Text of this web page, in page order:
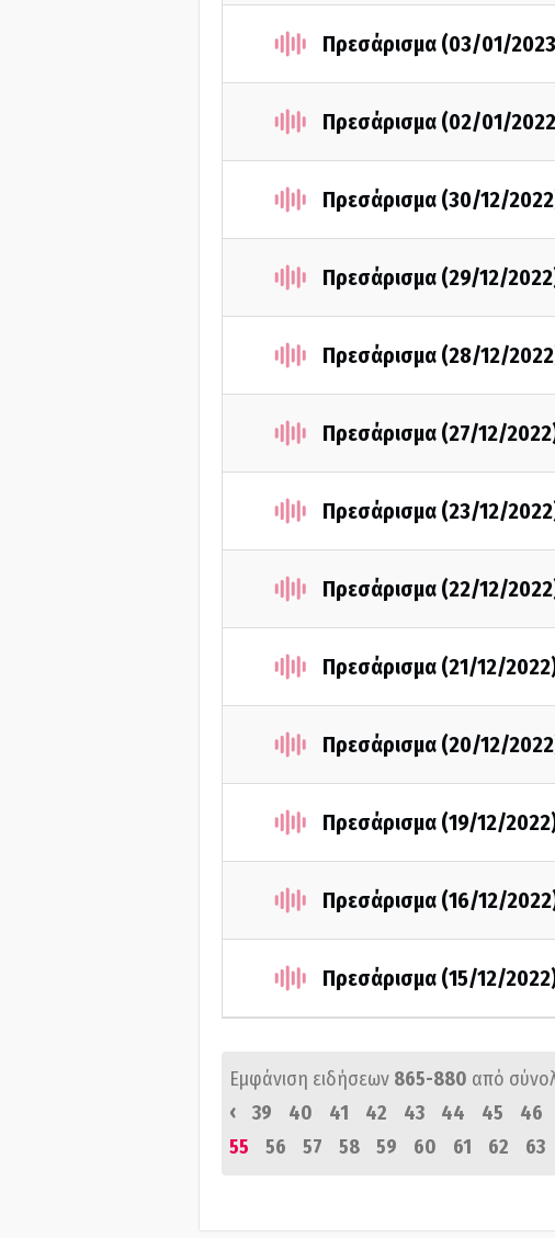
Πρεσάρισμα (03/01/
Πρεσάρισμα (02/01/
Πρεσάρισμα (30/12/
Πρεσάρισμα (29/12/
Πρεσάρισμα (28/12/
Πρεσάρισμα (27/12/
Πρεσάρισμα (23/12/
Πρεσάρισμα (22/12/
Πρεσάρισμα (21/12/
Πρεσάρισμα (20/12/
Πρεσάρισμα (19/12/
Πρεσάρισμα (16/12/
Πρεσάρισμα (15/12/
Εμφάνιση ειδήσεων 865-880 από
‹
39 40 41 42 43 44 45 46
55
56 57 58 59 60 61 62 63